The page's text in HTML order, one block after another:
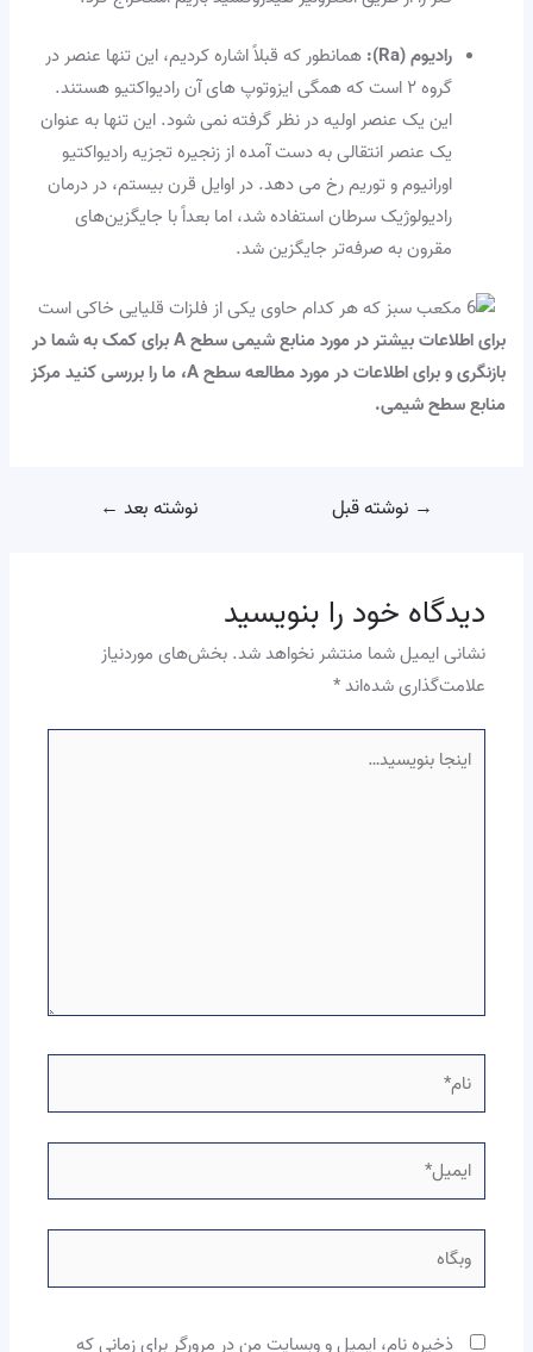
رادیوم (Ra):
همانطور که قبلاً اشاره کردیم، این تنها عنصر در
گروه ۲ است که همگی ایزوتوپ های آن رادیواکتیو هستند.
این یک عنصر اولیه در نظر گرفته نمی شود. این تنها به عنوان
یک عنصر انتقالی به دست آمده از زنجیره تجزیه رادیواکتیو
اورانیوم و توریم رخ می دهد. در اوایل قرن بیستم، در درمان
رادیولوژیک سرطان استفاده شد، اما بعداً با جایگزین‌های
مقرون به صرفه‌تر جایگزین شد.
برای اطلاعات بیشتر در مورد منابع شیمی سطح A برای کمک به شما در
بازنگری و برای اطلاعات در مورد مطالعه سطح A، ما را بررسی کنید
مرکز
منابع سطح شیمی.
→ نوشته قبل نوشته بعد ←
دیدگاه‌ خود را بنویسید
نشانی ایمیل شما منتشر نخواهد شد. بخش‌های موردنیاز
علامت‌گذاری شده‌اند*
بنویسید…
ایمیل*
وبگاه
ذخیره نام، ایمیل و وبسایت من در مرورگر برای زمانی که